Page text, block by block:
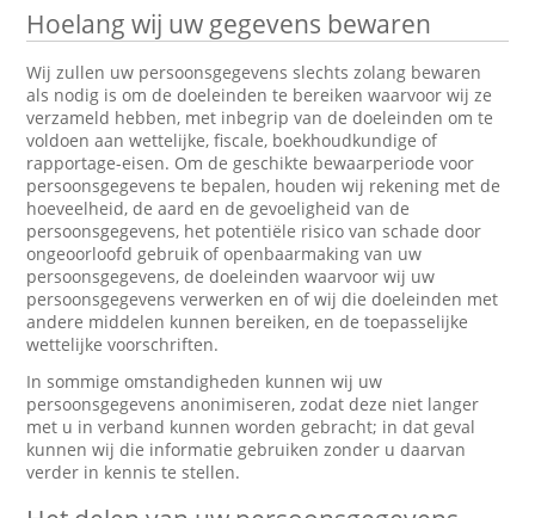
Hoelang wij uw gegevens bewaren
Wij zullen uw persoonsgegevens slechts zolang bewaren
als nodig is om de doeleinden te bereiken waarvoor wij ze
verzameld hebben, met inbegrip van de doeleinden om te
voldoen aan wettelijke, fiscale, boekhoudkundige of
rapportage-eisen. Om de geschikte bewaarperiode voor
persoonsgegevens te bepalen, houden wij rekening met de
hoeveelheid, de aard en de gevoeligheid van de
persoonsgegevens, het potentiële risico van schade door
ongeoorloofd gebruik of openbaarmaking van uw
persoonsgegevens, de doeleinden waarvoor wij uw
persoonsgegevens verwerken en of wij die doeleinden met
andere middelen kunnen bereiken, en de toepasselijke
wettelijke voorschriften.
In sommige omstandigheden kunnen wij uw
persoonsgegevens anonimiseren, zodat deze niet langer
met u in verband kunnen worden gebracht; in dat geval
kunnen wij die informatie gebruiken zonder u daarvan
verder in kennis te stellen.